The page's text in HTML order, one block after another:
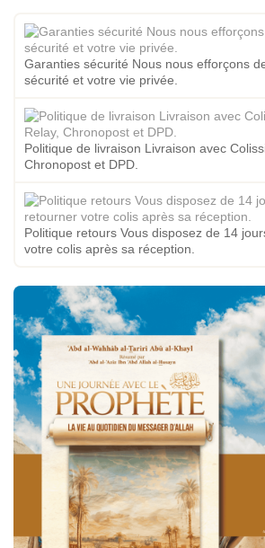
Garanties sécurité Nous nous efforçons
sécurité et votre vie privée.
Politique de livraison Livraison avec
Chronopost et DPD.
Politique retours Vous disposez de 14
votre colis après sa réception.